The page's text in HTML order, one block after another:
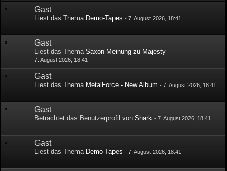
Gast
Liest das Thema Demo-Tapes -7. August 2026, 18:41
Gast
Liest das ThemaSaxon Meinung zu Majesty -
7. August 2026, 18:41
Gast
Liest das Thema MetalForce - New Album -7. August 2026, 18:41
Gast
Betrachtet das Benutzerprofil vonShark -7. August 2026, 18:41
Gast
Liest das Thema Demo-Tapes -7. August 2026, 18:41